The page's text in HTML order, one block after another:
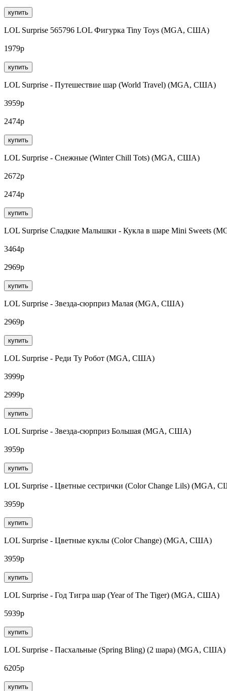
купить
LOL Surprise 565796 LOL Фигурка Tiny Toys (MGA, США)
1979р
купить
LOL Surprise - Путешествие шар (World Travel) (MGA, США)
3959р
2474р
купить
LOL Surprise - Снежные (Winter Chill Tots) (MGA, США)
2672р
2474р
купить
LOL Surprise Сладкие Малышки - Кукла в шаре Mini Sweets
3464р
2969р
купить
LOL Surprise - Звезда-сюрприз Малая (MGA, США)
2969р
купить
LOL Surprise - Реди Ту Робот (MGA, США)
3999р
2999р
купить
LOL Surprise - Звезда-сюрприз Большая (MGA, США)
3959р
купить
LOL Surprise - Цветные сестрички (Color Change Lils) (MGA,
3959р
купить
LOL Surprise - Цветные куклы (Color Change) (MGA, США)
3959р
купить
LOL Surprise - Год Тигра шар (Year of The Tiger) (MGA, США)
5939р
купить
LOL Surprise - Пасхальные (Spring Bling) (2 шара) (MGA, США)
6205р
купить